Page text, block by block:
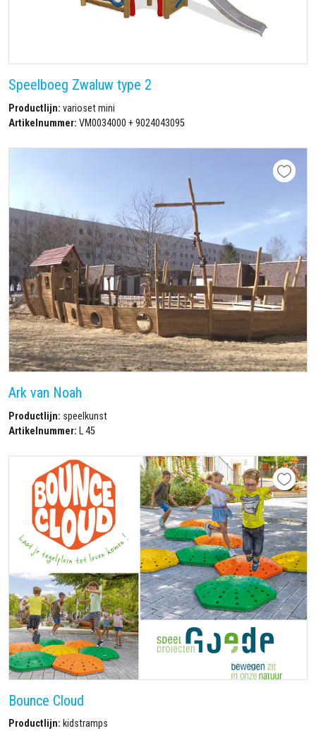
Speelboeg Zwaluw type 2
Productlijn: varioset mini
Artikelnummer: VM0034000 + 9024043095
Ark van Noah
Productlijn: speelkunst
Artikelnummer: L 45
Bounce Cloud
Productlijn: kidstramps